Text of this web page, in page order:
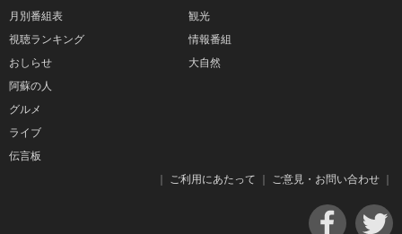
月別番組表
視聴ランキング
おしらせ
観光
情報番組
大自然
阿蘇の人
グルメ
ライブ
伝言板
ご利用にあたって ご意見・お問い合わせ